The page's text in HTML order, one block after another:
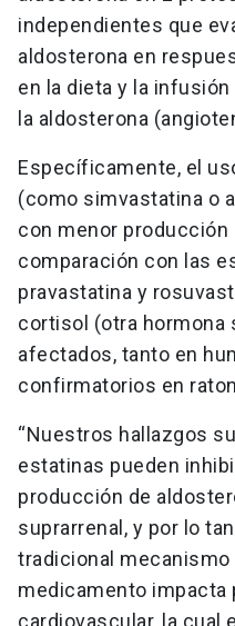
independientes que
aldosterona en
en la dieta y la
la aldosterona
Específicamente, el
(como simvastatina o
con menor
comparación con las
pravastatina y
cortisol (otra hormona
afectados, tanto en
confirmatorios en
“Nuestros hallazgos
estatinas pueden
producción de
suprarrenal, y por lo
tradicional mecanismo
medicamento impacta
cardiovascular, la cual